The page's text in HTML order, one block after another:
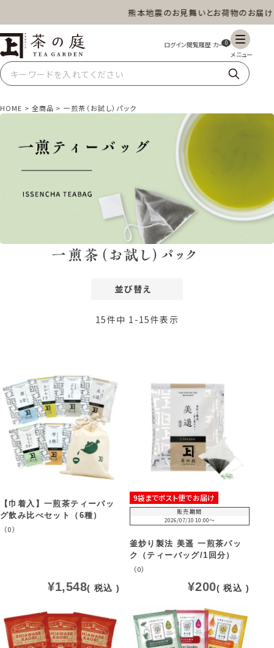
熊本地震のお見舞いとお荷物のお届けに
茶の庭オンラインショップ 0
ギフト 特上高級茶 深蒸し茶 水出し茶
業務用
HOME 全商品 一煎茶（お試し）パック
一煎茶（お試し）パック
並び替え
価格が高い順
15件中 1 -15件表示
【巾着入】一煎茶ティーバッ
グ飲み比べセット（6種）
（0）
¥1,548 税込
9袋までポスト便でお届け
釜炒り製法 美遥 一煎茶パッ
ク（ティーバッグ/1回分）
販売期間
2026/07/10 10:00〜
（0）
¥200 税込